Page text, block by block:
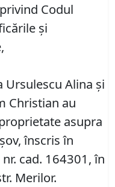
Codul
și
Ursulescu Alina și
Christian au
asupra
înscris în
cad. 164301, în
Merilor.